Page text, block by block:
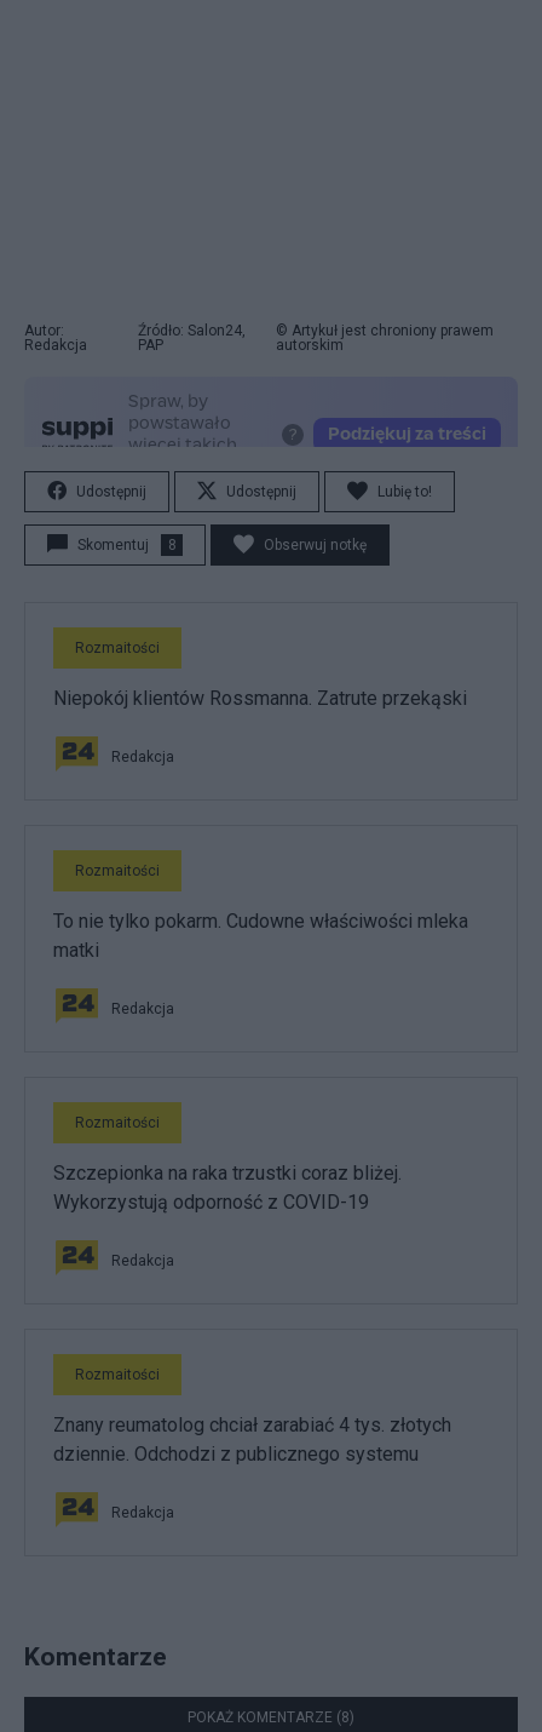
Autor:
Redakcja
Źródło: Salon24,
PAP
© Artykuł jest chroniony prawem
autorskim
Udostępnij Udostępnij Lubię to!
Skomentuj 8 Obserwuj notkę
Rozmaitości
Niepokój klientów Rossmanna. Zatrute przekąski
Redakcja
Rozmaitości
To nie tylko pokarm. Cudowne właściwości mleka
matki
Redakcja
Rozmaitości
Szczepionka na raka trzustki coraz bliżej.
Wykorzystują odporność z COVID-19
Redakcja
Rozmaitości
Znany reumatolog chciał zarabiać 4 tys. złotych
dziennie. Odchodzi z publicznego systemu
Redakcja
Komentarze
POKAŻ KOMENTARZE (8)